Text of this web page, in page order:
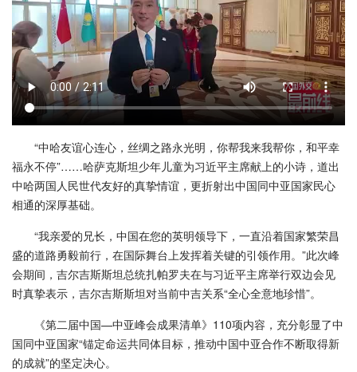
“中哈友谊心连心，丝绸之路永光明，你帮我来我帮你，和平幸
福永不停”……哈萨克斯坦少年儿童为习近平主席献上的小诗，道出
中哈两国人民世代友好的真挚情谊，更折射出中国同中亚国家民心
相通的深厚基础。
“我亲爱的兄长，中国在您的英明领导下，一直沿着国家繁荣昌
盛的道路勇毅前行，在国际舞台上发挥着关键的引领作用。”此次峰
会期间，吉尔吉斯斯坦总统扎帕罗夫在与习近平主席举行双边会见
时真挚表示，吉尔吉斯斯坦对当前中吉关系“全心全意地珍惜”。
《第二届中国—中亚峰会成果清单》110项内容，充分彰显了中
国同中亚国家“锚定命运共同体目标，推动中国中亚合作不断取得新
的成就”的坚定决心。